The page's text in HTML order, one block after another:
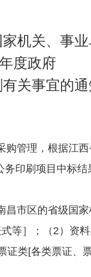
机关、事
度政府
关事宜的通
管理，根据江
印刷项目中标
市区的省级国
等］；（2）资料
证类[各类票证、